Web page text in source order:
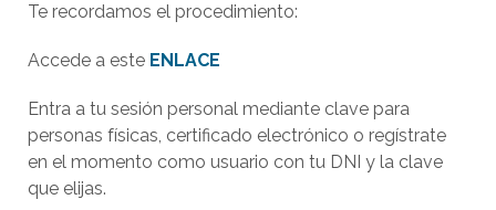
Te recordamos el procedimiento:
Accede a este ENLACE
Entra a tu sesión personal mediante clave para
personas físicas, certificado electrónico o regístrate
en el momento como usuario con tu DNI y la clave
que elijas.